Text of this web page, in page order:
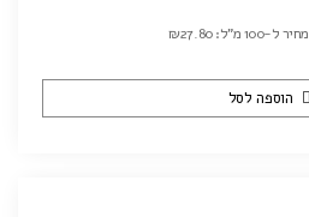
מחיר ל-100 מ"ל: ₪27.80
הוספה לסל